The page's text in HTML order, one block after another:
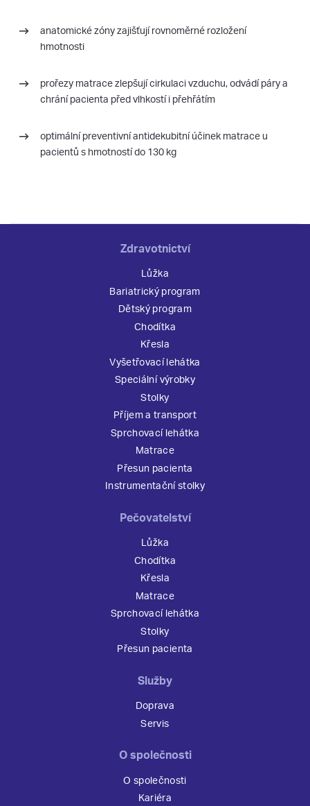
anatomické zóny zajišťují rovnoměrné rozložení
hmotnosti
prořezy matrace zlepšují cirkulaci vzduchu, odvádí páry a
chrání pacienta před vlhkostí i přehřátím
optimální preventivní antidekubitní účinek matrace u
pacientů s hmotností do 130 kg
Zdravotnictví
Lůžka
Bariatrický program
Dětský program
Chodítka
Křesla
Vyšetřovací lehátka
Speciální výrobky
Stolky
Příjem a transport
Sprchovací lehátka
Matrace
Přesun pacienta
Instrumentační stolky
Pečovatelství
Lůžka
Chodítka
Křesla
Matrace
Sprchovací lehátka
Stolky
Přesun pacienta
Služby
Doprava
Servis
O společnosti
O společnosti
Kariéra